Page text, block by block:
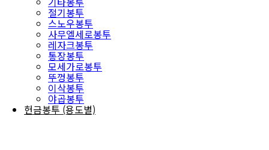
절기봉투
스노우봉투
사무엘세로봉투
레자크봉투
통장봉투
모세가로봉투
뚜껑봉투
이삭봉투
야곱봉투
헌금봉투 (용도별)